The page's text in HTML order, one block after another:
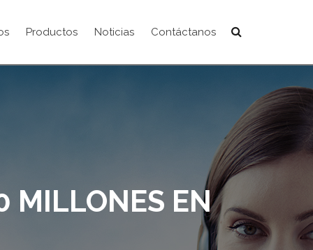
Productos Noticias Contáctanos
MILLONES EN